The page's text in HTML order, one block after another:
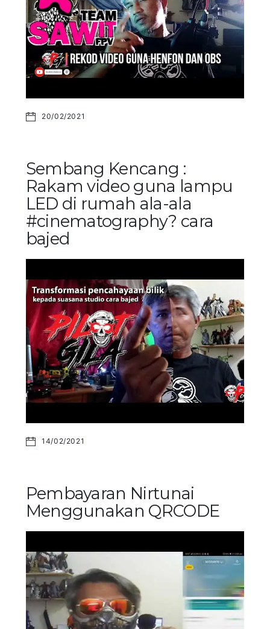
20/02/2021
Sembang Kencang :
Rakam video guna lampu
LED di rumah ala-ala
#cinematography? cara
bajed
14/02/2021
Pembayaran Nirtunai
Menggunakan QRCODE